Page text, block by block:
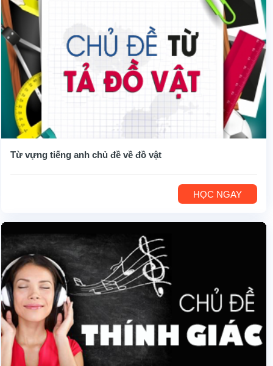
Từ vựng tiếng anh chủ đề về đồ vật
HỌC NGAY